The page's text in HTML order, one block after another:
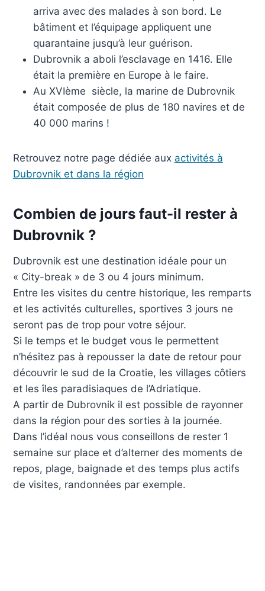
arriva avec des malades à son bord. Le
bâtiment et l’équipage appliquent une
quarantaine jusqu’à leur guérison.
Dubrovnik a aboli l’esclavage en 1416. Elle
était la première en Europe à le faire.
Au XVIème siècle, la marine de Dubrovnik
était composée de plus de 180 navires et de
40 000 marins !
Retrouvez notre page dédiée aux activités à
Dubrovnik et dans la région
Combien de jours faut-il rester à
Dubrovnik ?
Dubrovnik est une destination idéale pour un
« City-break » de 3 ou 4 jours minimum.
Entre les visites du centre historique, les remparts
et les activités culturelles, sportives 3 jours ne
seront pas de trop pour votre séjour.
Si le temps et le budget vous le permettent
n’hésitez pas à repousser la date de retour pour
découvrir le sud de la Croatie, les villages côtiers
et les îles paradisiaques de l’Adriatique.
A partir de Dubrovnik il est possible de rayonner
dans la région pour des sorties à la journée.
Dans l’idéal nous vous conseillons de rester 1
semaine sur place et d’alterner des moments de
repos, plage, baignade et des temps plus actifs
de visites, randonnées par exemple.